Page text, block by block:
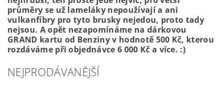
průměry se už lameláky nepoužívají a ani
vulkanfíbry pro tyto brusky nejedou, proto tady
nejsou. A opět nezapomínáme na dárkovou
GRAND kartu od Benziny v hodnotě 500 Kč, kterou
rozdáváme při objednávce 6 000 Kč a více. :)
NEJPRODÁVANĚJŠÍ